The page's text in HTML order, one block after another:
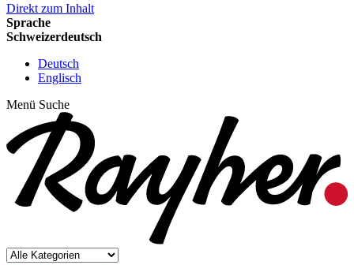
Direkt zum Inhalt
Sprache
Schweizerdeutsch
Deutsch
Englisch
Menü Suche